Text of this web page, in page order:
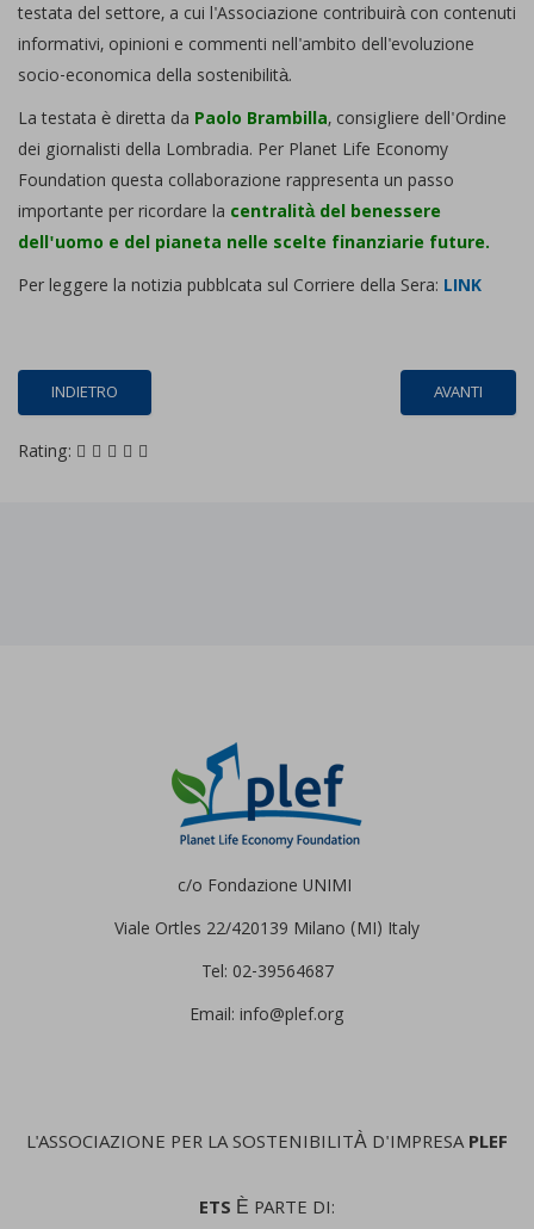
testata del settore, a cui l'Associazione contribuirà con contenuti
informativi, opinioni e commenti nell'ambito dell'evoluzione
socio-economica della sostenibilità.
La testata è diretta da Paolo Brambilla, consigliere dell'Ordine
dei giornalisti della Lombradia. Per Planet Life Economy
Foundation questa collaborazione rappresenta un passo
importante per ricordare la centralità del benessere
dell'uomo e del pianeta nelle scelte finanziarie future.
Per leggere la notizia pubblcata sul Corriere della Sera: LINK
INDIETRO AVANTI
Rating:
c/o Fondazione UNIMI
Viale Ortles 22/420139 Milano (MI) Italy
Tel: 02-39564687
Email: info@plef.org
L'ASSOCIAZIONE PER LA SOSTENIBILITÀ D'IMPRESAPLEF
ETS È PARTE DI: